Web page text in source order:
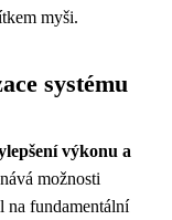
myši.
systému
výkonu a
možnosti
na fundamentální